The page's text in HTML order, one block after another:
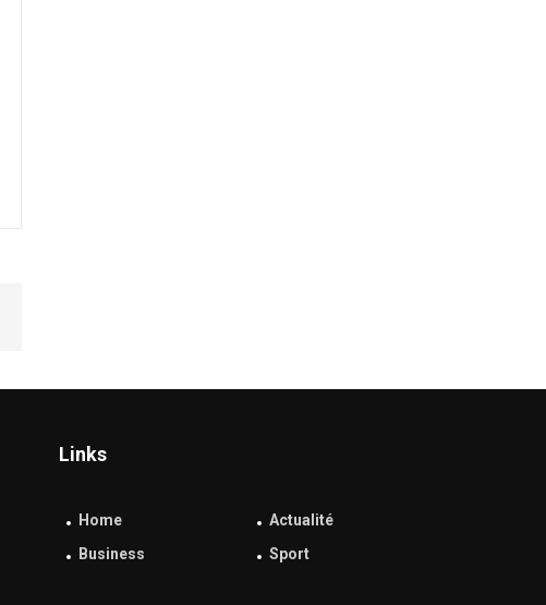
Links
Home
Actualité
Business
Sport